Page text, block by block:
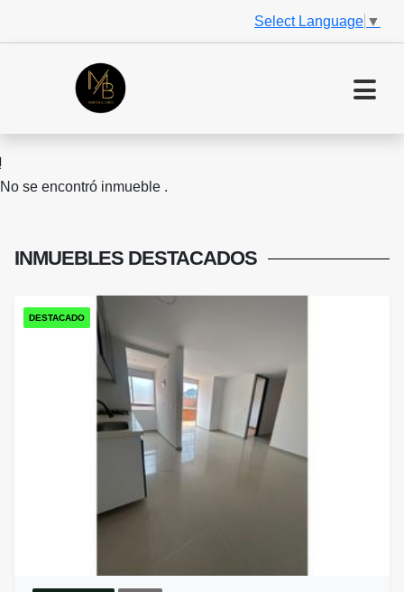
Select Language ▼
No se encontró inmueble .
INMUEBLES DESTACADOS
DESTACADO